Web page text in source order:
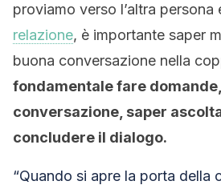
proviamo verso l’altra persona
relazione, è importante saper
buona conversazione nella
fondamentale fare
conversazione, saper
concludere il dialogo.
“Quando si apre la porta della